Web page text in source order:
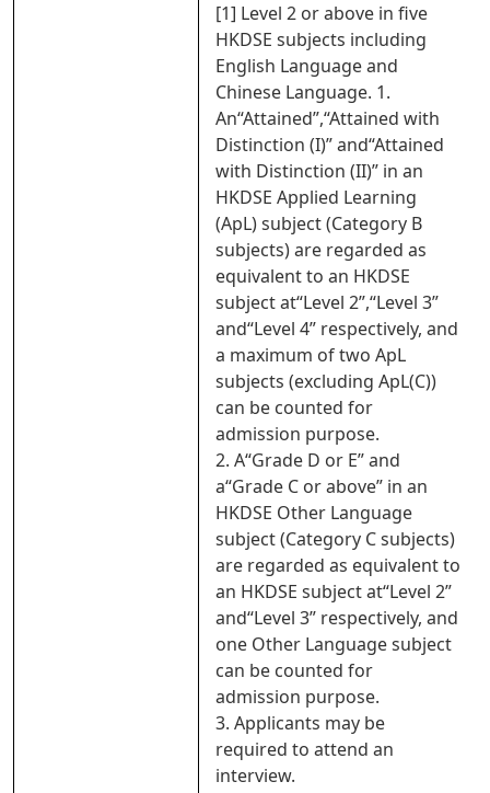
[1] Level 2 or above in five
HKDSE subjects including
English Language and
Chinese Language. 1.
An“Attained”,“Attained with
Distinction (I)” and“Attained
with Distinction (II)” in an
HKDSE Applied Learning
(ApL) subject (Category B
subjects) are regarded as
equivalent to an HKDSE
subject at“Level 2”,“Level 3”
and“Level 4” respectively, and
a maximum of two ApL
subjects (excluding ApL(C))
can be counted for
admission purpose.
2. A“Grade D or E” and
a“Grade C or above” in an
HKDSE Other Language
subject (Category C subjects)
are regarded as equivalent to
an HKDSE subject at“Level 2”
and“Level 3” respectively, and
one Other Language subject
can be counted for
admission purpose.
3. Applicants may be
required to attend an
interview.